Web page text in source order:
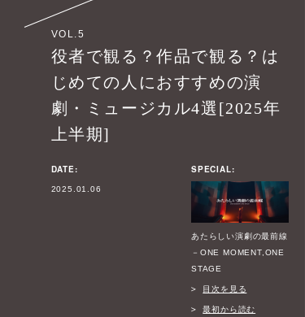
VOL.5
役者で観る？作品で観る？は
じめての人におすすめの演
劇・ミュージカル4選[2025年
上半期]
DATE:
2025.01.06
SPECIAL:
あたらしい演劇の最前線
－ONE MOMENT,ONE
STAGE
目次を見る
最初から読む